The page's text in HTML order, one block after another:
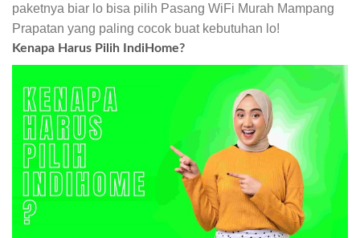
paketnya biar lo bisa pilih Pasang WiFi Murah Mampang
Prapatan yang paling cocok buat kebutuhan lo!
Kenapa Harus Pilih IndiHome?